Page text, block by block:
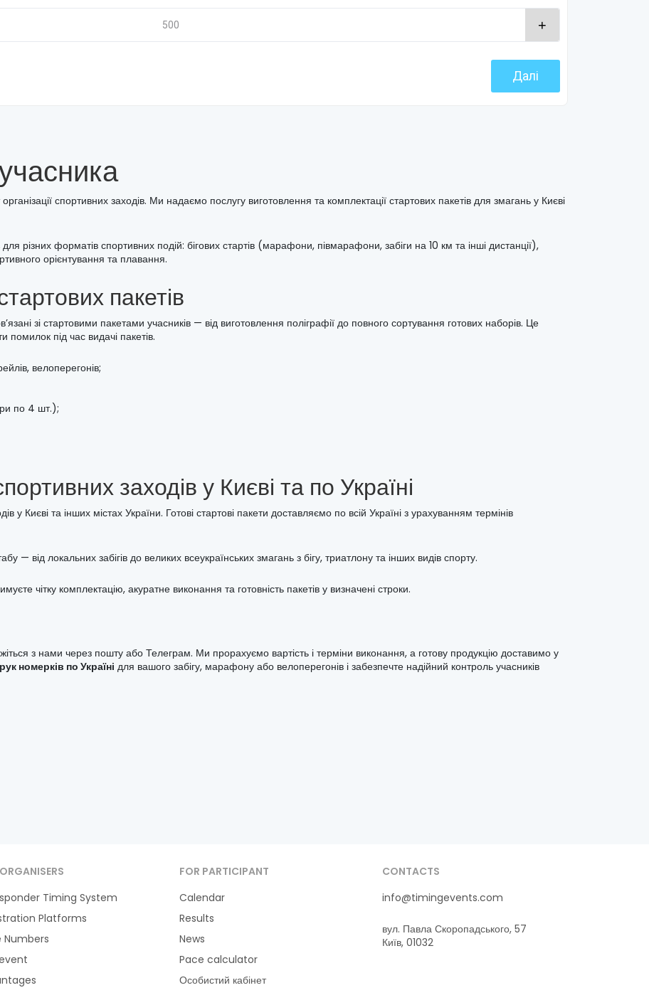
спортивних заходів. Ми надаємо послугу виготовлення та комплектації стартових пакетів для змагань у Києві
різних форматів спортивних подій: бігових стартів (марафони, півмарафони, забіги на 10 км та інші дистанції),
орієнтування та плавання.
пакетів
зі стартовими пакетами учасників — від виготовлення поліграфії до повного сортування готових наборів. Це
помилок під час видачі пакетів.
велоперегонів;
по 4 шт.);
заходів у Києві та по Україні
Києві та інших містах України. Готові стартові пакети доставляємо по всій Україні з урахуванням термінів
— від локальних забігів до великих всеукраїнських змагань з бігу, триатлону та інших видів спорту.
чітку комплектацію, акуратне виконання та готовність пакетів у визначені строки.
з нами через пошту або Телеграм. Ми прорахуємо вартість і терміни виконання, а готову продукцію доставимо у
номерків по Україні для вашого забігу, марафону або велоперегонів і забезпечте надійний контроль учасників
Timing System
Platforms
Numbers
FOR PARTICIPANT
Calendar
Results
News
Pace calculator
Особистий кабінет
CONTACTS
info@timingevents.com
вул. Павла Скоропадського, 57
Київ, 01032